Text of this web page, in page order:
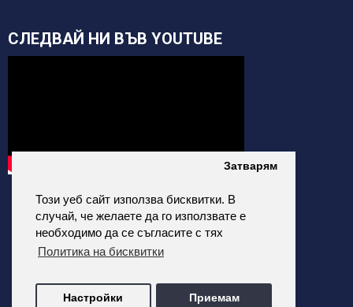
Този уеб сайт използва бисквитки. В
случай, че желаете да го използвате е
необходимо да се съгласите с тях
Политика на бисквитки
Затварям
Настройки Приемам
СЛЕДВАЙ НИ ВЪВ YOUTUBE
Всички цени на сайта са с Включено ДДС